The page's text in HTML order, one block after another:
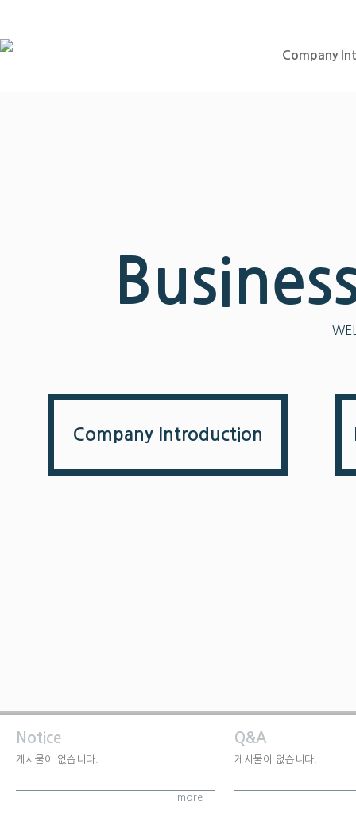
Company
Company Introduction
Notice
게시물이 없습니다.
more
Q&A
게시물이 없습니다.